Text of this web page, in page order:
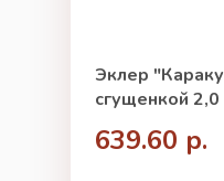
Эклер
сгущенкой
639.60 р.